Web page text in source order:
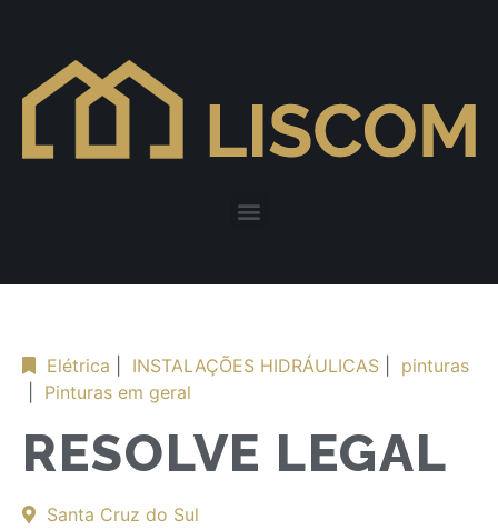
Elétrica INSTALAÇÕES HIDRÁULICAS
pinturas
Pinturas em geral
RESOLVE LEGAL
Santa Cruz do Sul